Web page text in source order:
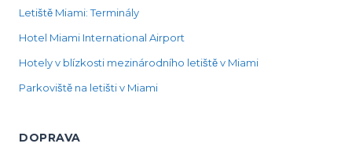
Letiště Miami: Terminály
Hotel Miami International Airport
Hotely v blízkosti mezinárodního letiště v Miami
Parkoviště na letišti v Miami
DOPRAVA